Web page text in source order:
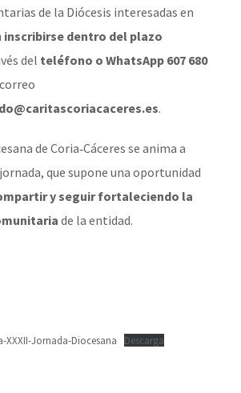
de la Diócesis interesadas en
inscribirse dentro del plazo
del teléfono o WhatsApp 607 680
.
de Coria‑Cáceres se anima a
que supone una oportunidad
y seguir fortaleciendo la
de la entidad.
XXXII-Jornada-Diocesana Descarga